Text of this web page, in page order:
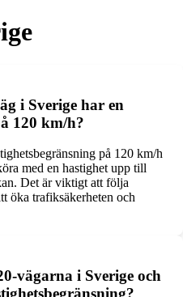
i Sverige har en
120 km/h?
på 120 km/h
med en hastighet upp till
Det är viktigt att följa
öka trafiksäkerheten och
vägarna i Sverige och